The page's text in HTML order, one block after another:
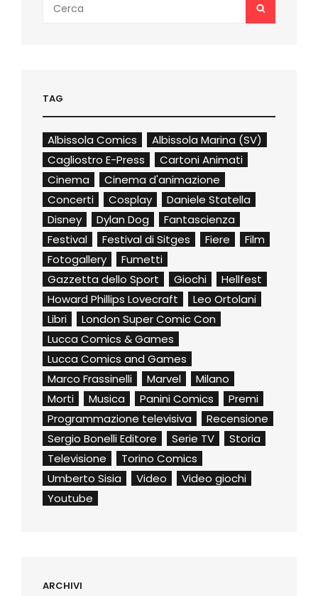
for:
SEARCH
TAG
Albissola Comics
Albissola Marina (SV)
Cagliostro E-Press
Cartoni Animati
Cinema
Cinema d'animazione
Concerti
Cosplay
Daniele Statella
Disney
Dylan Dog
Fantascienza
Festival
Festival di Sitges Fiere
Film
Fotogallery
Fumetti
Gazzetta dello Sport
Giochi
Hellfest
Howard Phillips Lovecraft
Leo Ortolani
Libri
London Super Comic Con
Lucca Comics & Games
Lucca Comics and Games
Marco Frassinelli
Marvel
Milano
Morti
Musica Panini Comics
Premi
Programmazione televisiva
Recensione
Sergio Bonelli Editore
Serie TV
Storia
Televisione
Torino Comics
Umberto Sisia
Video
Video giochi
Youtube
ARCHIVI